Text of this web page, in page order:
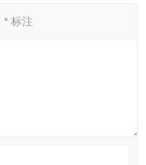
* 标注